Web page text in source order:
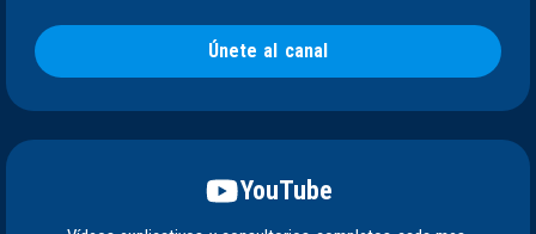
Únete al canal
YouTube